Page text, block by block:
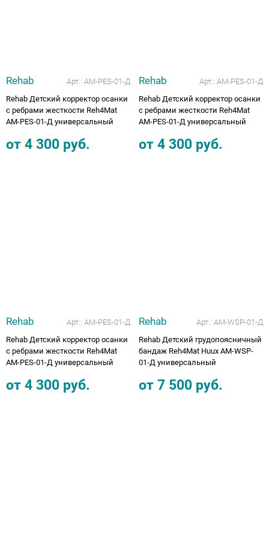
Rehab Арт.: AM-PES-01-Д
Rehab Детский корректор осанки
с ребрами жесткости Reh4Mat
AM-PES-01-Д универсальный
от 4 300 руб.
Rehab Арт.: AM-PES-01-Д
Rehab Детский корректор осанки
с ребрами жесткости Reh4Mat
AM-PES-01-Д универсальный
от 4 300 руб.
Rehab Арт.: AM-PES-01-Д
Rehab Детский корректор осанки
с ребрами жесткости Reh4Mat
AM-PES-01-Д универсальный
от 4 300 руб.
Rehab Арт.: AM-WSP-01-Д
Rehab Детский грудопоясничный
бандаж Reh4Mat Huux AM-WSP-
01-Д универсальный
от 7 500 руб.